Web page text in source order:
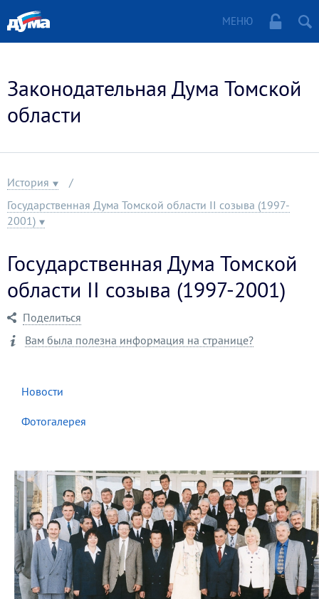
МЕНЮ
Законодательная Дума Томской
области
История
Государственная Дума Томской области II созыва (1997-
2001)
Государственная Дума Томской
области II созыва (1997-2001)
Поделиться
Вам была полезна информация на странице?
Новости
Фотогалерея